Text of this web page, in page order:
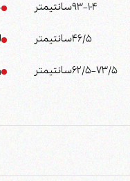
93-104سانتیمتر
46/5سانتیمتر
62/5-73/5سانتیمتر